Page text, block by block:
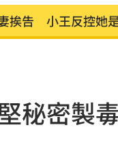
出事故？欣欣客運
動刀？王彩樺突爆：
由器資安漏洞！逾
秘密製